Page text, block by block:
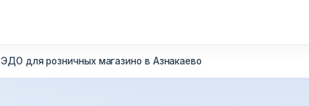
ЭДО для розничных магазино в Азнакаево